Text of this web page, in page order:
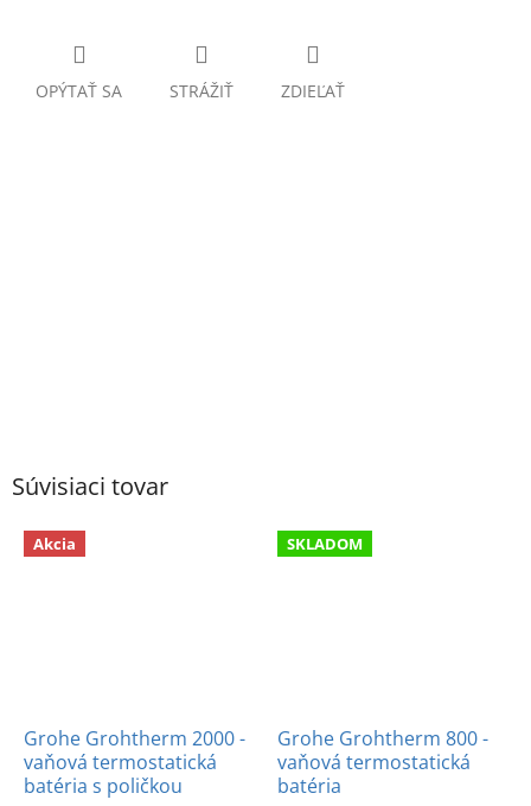
OPÝTAŤ SA STRÁŽIŤ ZDIEĽAŤ
Súvisiaci tovar
Akcia
Grohe Grohtherm 2000 -
vaňová termostatická
batéria s poličkou
SKLADOM
Grohe Grohtherm 800 -
vaňová termostatická
batéria